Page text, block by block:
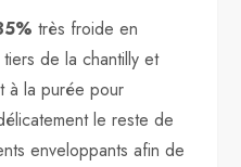
très froide en
de la chantilly et
à la purée pour
le reste de
enveloppants afin de